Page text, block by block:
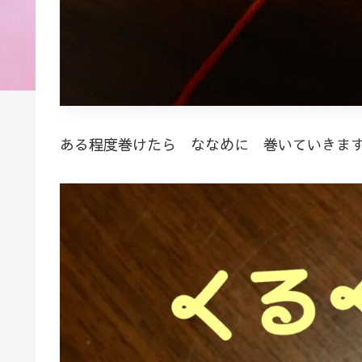
ある程度巻けたら ななめに 巻いていきま